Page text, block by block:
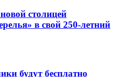
столицей
в свой 250-летний
будут бесплатно